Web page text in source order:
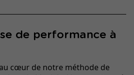
de performance à
cœur de notre méthode de